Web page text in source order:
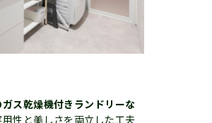
ガス乾燥機付きランドリーな
用性と美しさを両立した工夫